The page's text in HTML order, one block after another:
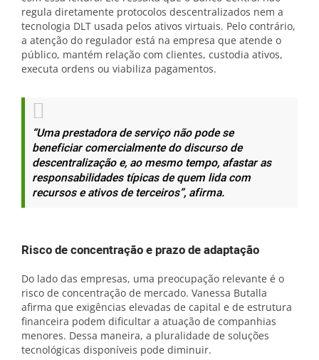
regula diretamente protocolos descentralizados nem a
tecnologia DLT usada pelos ativos virtuais. Pelo contrário,
a atenção do regulador está na empresa que atende o
público, mantém relação com clientes, custodia ativos,
executa ordens ou viabiliza pagamentos.
“Uma prestadora de serviço não pode se
beneficiar comercialmente do discurso de
descentralização e, ao mesmo tempo, afastar as
responsabilidades típicas de quem lida com
recursos e ativos de terceiros”, afirma.
Risco de concentração e prazo de adaptação
Do lado das empresas, uma preocupação relevante é o
risco de concentração de mercado. Vanessa Butalla
afirma que exigências elevadas de capital e de estrutura
financeira podem dificultar a atuação de companhias
menores. Dessa maneira, a pluralidade de soluções
tecnológicas disponíveis pode diminuir.